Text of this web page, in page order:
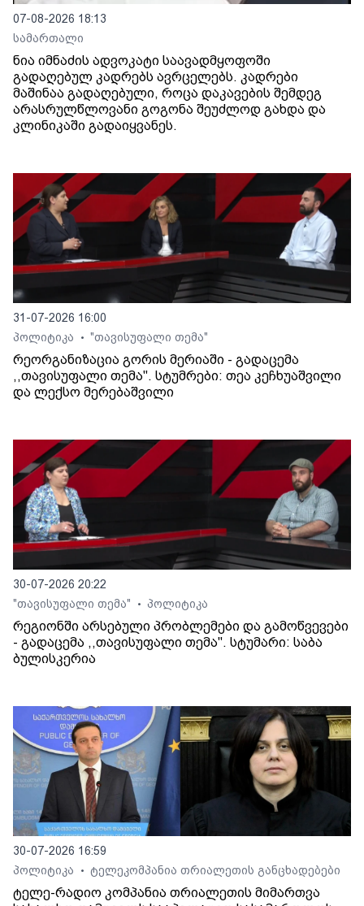
07-08-2026 18:13
სამართალი
ნია იმნაძის ადვოკატი საავადმყოფოში
გადაღებულ კადრებს ავრცელებს. კადრები
მაშინაა გადაღებული, როცა დაკავების შემდეგ
არასრულწლოვანი გოგონა შეუძლოდ გახდა და
კლინიკაში გადაიყვანეს.
31-07-2026 16:00
პოლიტიკა
• "თავისუფალი თემა"
რეორგანიზაცია გორის მერიაში - გადაცემა
,,თავისუფალი თემა". სტუმრები: თეა კეჩხუაშვილი
და ლექსო მერებაშვილი
30-07-2026 20:22
"თავისუფალი თემა"
• პოლიტიკა
რეგიონში არსებული პრობლემები და გამოწვევები
- გადაცემა ,,თავისუფალი თემა". სტუმარი: საბა
ბულისკერია
30-07-2026 16:59
პოლიტიკა
• ტელეკომპანია თრიალეთის განცხადებები
ტელე-რადიო კომპანია თრიალეთის მიმართვა